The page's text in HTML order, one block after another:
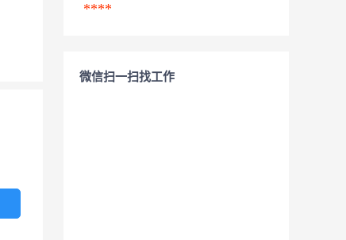
****
微信扫一扫找工作